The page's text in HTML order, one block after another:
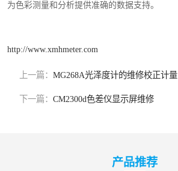
为色彩测量和分析提供准确的数据支持。
http://www.xmhmeter.com
上一篇： MG268A光泽度计的维修校正计量
下一篇： CM2300d色差仪显示屏维修
产品推荐